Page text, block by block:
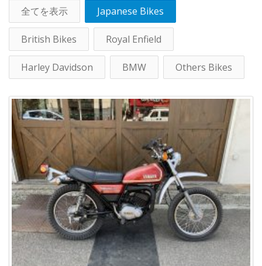
全てを表示 Japanese Bikes
British Bikes Royal Enfield
Harley Davidson BMW Others Bikes